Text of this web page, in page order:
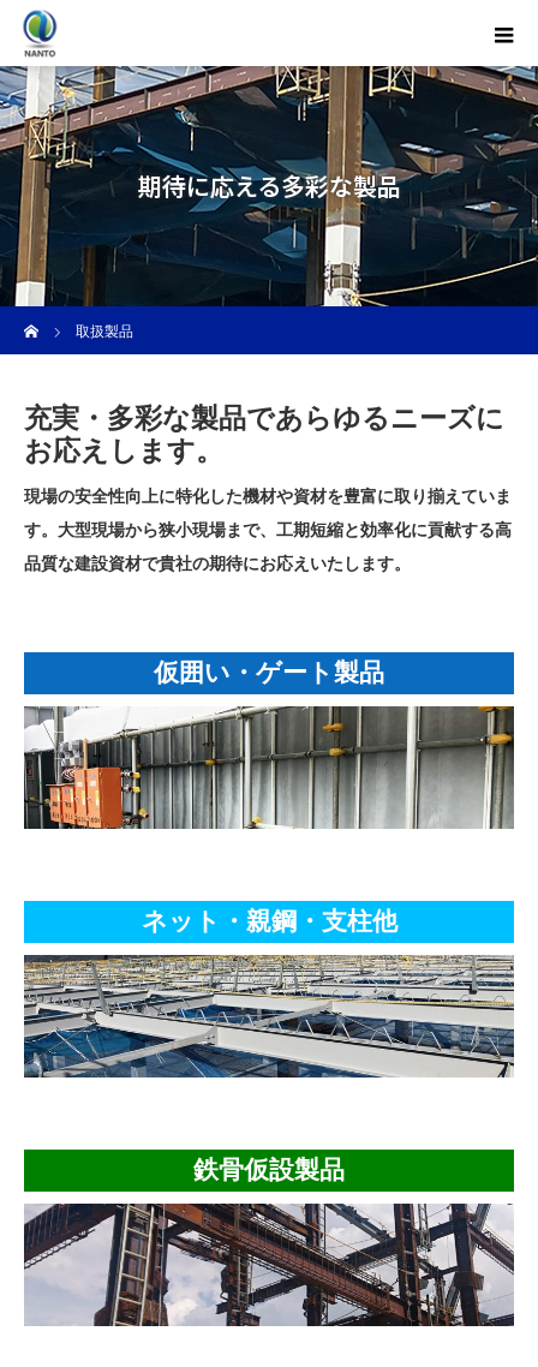
期待に応える多彩な製品
取扱製品
充実・多彩な製品であらゆるニーズに
お応えします。
現場の安全性向上に特化した機材や資材を豊富に取り揃えていま
す。大型現場から狭小現場まで、工期短縮と効率化に貢献する高
品質な建設資材で貴社の期待にお応えいたします。
仮囲い・ゲート製品
ネット・親鋼・支柱他
鉄骨仮設製品